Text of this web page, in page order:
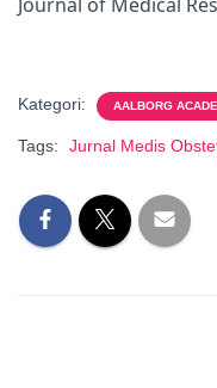
Kategori: AALBORG
Tags: Jurnal Medis